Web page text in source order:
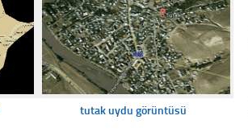
tutak uydu görüntüsü